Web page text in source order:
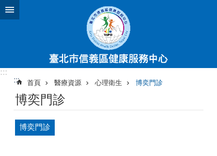
跳到主要內容區塊
:::
:::
首頁 醫療資源 心理衛生 博奕門診
博奕門診
博奕門診